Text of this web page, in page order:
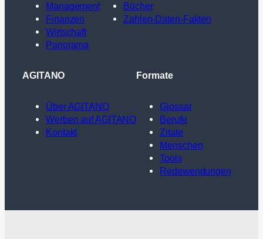
Management
Finanzen
Wirtschaft
Panorama
Bücher
Zahlen-Daten-Fakten
AGITANO
Über AGITANO
Werben auf AGITANO
Kontakt
Formate
Glossar
Berufe
Zitate
Menschen
Tools
Redewendungen